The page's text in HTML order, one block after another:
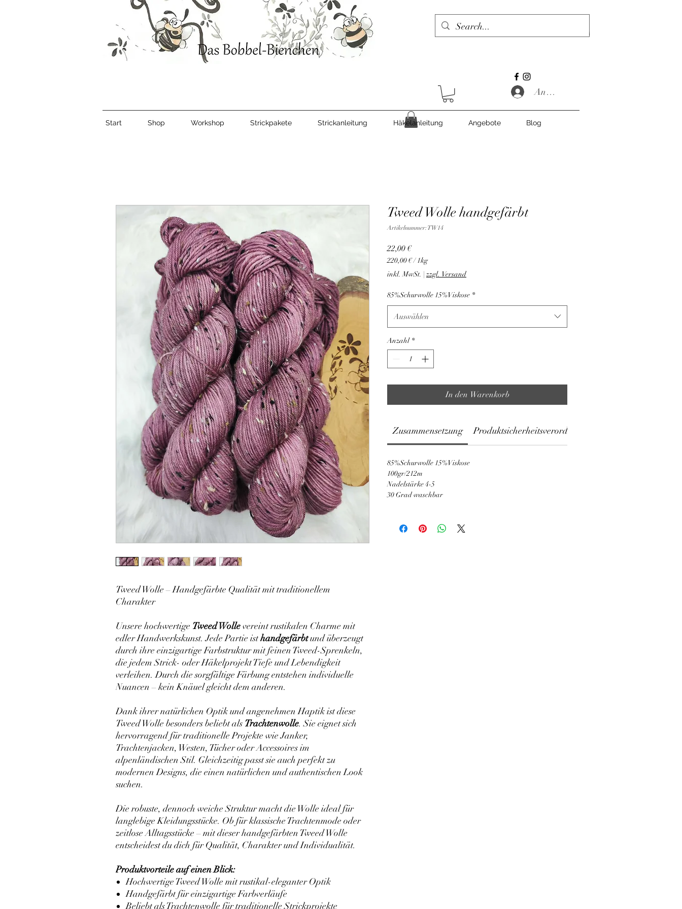
Anmelden
Start Shop Workshop Strickpakete Strickanleitung Häkelanleitung Angebote Blog
Tweed Wolle – Handgefärbte Qualität mit traditionellem
Charakter
Unsere hochwertige Tweed Wollevereint rustikalen Charme mit
edler Handwerkskunst. Jede Partie isthandgefärbtund überzeugt
durch ihre einzigartige Farbstruktur mit feinen Tweed-Sprenkeln,
die jedem Strick- oder Häkelprojekt Tiefe und Lebendigkeit
verleihen. Durch die sorgfältige Färbung entstehen individuelle
Nuancen – kein Knäuel gleicht dem anderen.
Dank ihrer natürlichen Optik und angenehmen Haptik ist diese
Tweed Wolle besonders beliebt als Trachtenwolle. Sie eignet sich
hervorragend für traditionelle Projekte wie Janker,
Trachtenjacken, Westen, Tücher oder Accessoires im
alpenländischen Stil. Gleichzeitig passt sie auch perfekt zu
modernen Designs, die einen natürlichen und authentischen Look
suchen.
Die robuste, dennoch weiche Struktur macht die Wolle ideal für
langlebige Kleidungsstücke. Ob für klassische Trachtenmode oder
zeitlose Alltagsstücke – mit dieser handgefärbten Tweed Wolle
entscheidest du dich für Qualität, Charakter und Individualität.
Produktvorteile auf einen Blick:
Hochwertige Tweed Wolle mit rustikal-eleganter Optik
Handgefärbt für einzigartige Farbverläufe
Beliebt als Trachtenwolle für traditionelle Strickprojekte
Tweed Wolle handgefärbt
Artikelnummer: TW14
22,00 €Preis
220,00 €/1kg
220,00 €
pro
Kilogramm
inkl. MwSt. | zzgl. Versand
85%Schurwolle 15%Viskose *
Auswählen
Anzahl *
In den Warenkorb
Zusammensetzung Produktsicherheitsverordnung
85%Schurwolle 15%Viskose
100gr/212m
Nadelstärke 4-5
30 Grad waschbar